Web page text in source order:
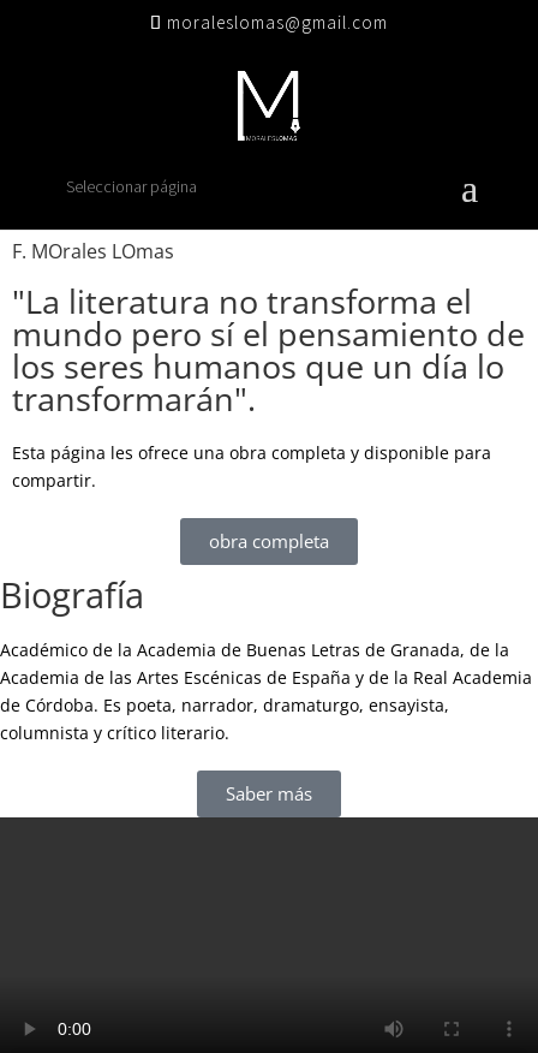
moraleslomas@gmail.com
Seleccionar página
F. MOrales LOmas
"La literatura no transforma el
mundo pero sí el pensamiento de
los seres humanos que un día lo
transformarán".
Esta página les ofrece una obra completa y disponible para
compartir.
obra completa
Biografía
Académico de la Academia de Buenas Letras de Granada, de la
Academia de las Artes Escénicas de España y de la Real Academia
de Córdoba. Es poeta, narrador, dramaturgo, ensayista,
columnista y crítico literario.
Saber más